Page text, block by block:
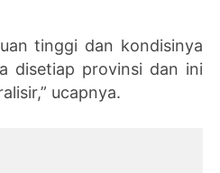
tinggi dan kondisinya
disetiap provinsi dan ini
ucapnya.